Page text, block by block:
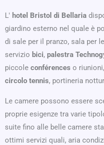
L' hotel Bristol di Bellaria
giardino esterno nel quale è
di sale per il pranzo, sala per
servizio bici, palestra
piccole conférences o
circolo tennis, portineria
Le camere possono essere
proprie esigenze tra varie
suite fino alle belle camere
ottimi servizi quali, aria